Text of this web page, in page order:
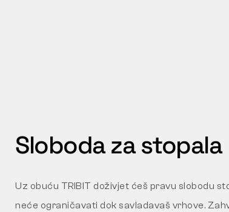
Sloboda za stopala
Uz obuću TRIBIT doživjet ćeš pravu slobodu
neće ograničavati dok savladavaš vrhove.